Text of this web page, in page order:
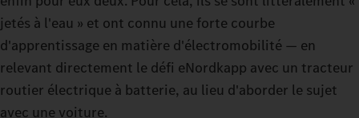
jetés à l'eau » et ont connu une forte courbe
d'apprentissage en matière d'électromobilité — en
relevant directement le défi eNordkapp avec un tracteur
routier électrique à batterie, au lieu d'aborder le sujet
avec une voiture.